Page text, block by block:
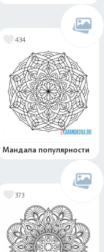
434
Мандала популярности
373